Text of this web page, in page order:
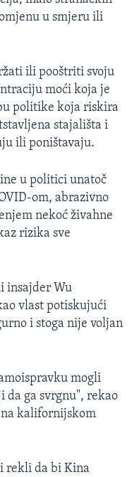
u smjeru ili
ili pooštriti svoju
moći koja je
politike koja riskira
stajališta i
ili poništavaju.
u politici unatoč
om, abrazivno
nekoć živahne
rizika sve
insajder Wu
vlast potiskujući
i stoga nije voljan
mogli
ga svrgnu", rekao
kalifornijskom
rekli da bi Kina